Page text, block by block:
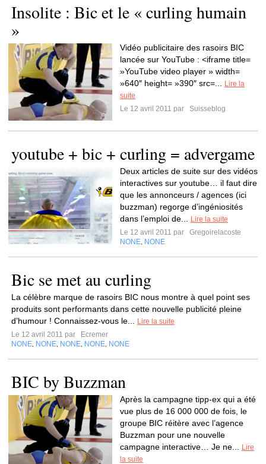
Insolite : Bic et le « curling humain
»
Vidéo publicitaire des rasoirs BIC
lancée sur YouTube : <iframe title=
»YouTube video player » width=
»640″ height= »390″ src=...
Lire la
suite
Le 12 avril 2011 par
Suisseblog
youtube + bic + curling = advergame
Deux articles de suite sur des vidéos
interactives sur youtube… il faut dire
que les annonceurs / agences (ici
buzzman) regorge d’ingéniosités
dans l’emploi de...
Lire la suite
Le 12 avril 2011 par
Gregoirelacoste
NONE NONE
Bic se met au curling
La célèbre marque de rasoirs BIC nous montre à quel point ses
produits sont performants dans cette nouvelle publicité pleine
d’humour ! Connaissez-vous le...
Lire la suite
Le 12 avril 2011 par
Ecremer
NONE NONE NONE NONE NONE
BIC by Buzzman
Après la campagne tipp-ex qui a été
vue plus de 16 000 000 de fois, le
groupe BIC réitère avec l’agence
Buzzman pour une nouvelle
campagne interactive… Je ne...
Lire
la suite